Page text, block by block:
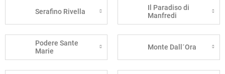
Serafino Rivella
Il Paradiso di
Manfredi
Podere Sante
Marie
Monte Dall´Ora